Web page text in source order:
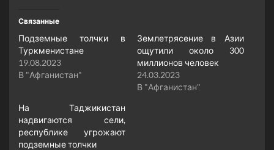
Связанные
Подземные толчки в
Туркменистане
19.08.2023
В "Афганистан"
Землетрясение в Азии
ощутили около 300
миллионов человек
24.03.2023
В "Афганистан"
На Таджикистан
надвигаются сели,
республике угрожают
подземные толчки